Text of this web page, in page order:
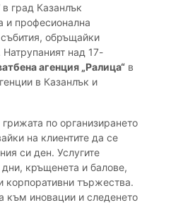
в град Казанлък
и професионална
обръщайки
над 17-
агенция „Ралица“ в
в Казанлък и
по организирането
на клиентите да се
си ден. Услугите
кръщенета и балове,
корпоративни тържества.
към иновации и следенето